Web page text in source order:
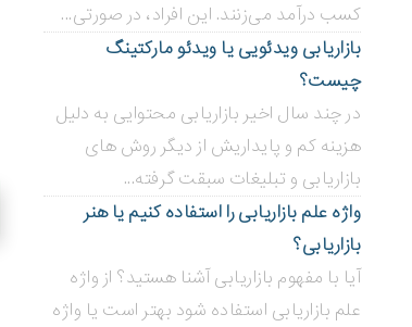
کسب درآمد می‌زنند. این افراد، در صورتی...
بازاریابی ویدئویی ‌یا ویدئو مارکتینگ
چیست؟
در چند سال اخیر بازاریابی محتوایی به دلیل
هزینه کم و پایداریش از دیگر روش های
بازاریابی و تبلیغات سبقت گرفته...
واژه علم بازاریابی را استفاده کنیم یا هنر
بازاریابی؟
آیا با مفهوم بازاریابی آشنا هستید؟ از واژه
علم بازاریابی استفاده شود بهتر است یا واژه